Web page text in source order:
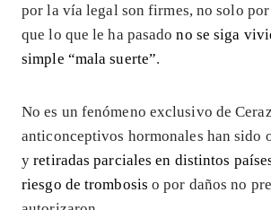
por la vía legal son firmes, no solo
que lo que le ha pasadono se siga
simple “mala suerte”.
No es un fenómeno exclusivo de
anticonceptivos hormonales han sido
yretiradas parciales en distintos
riesgo de trombosis o por daños no